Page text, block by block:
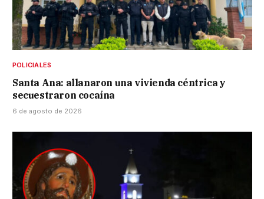
POLICIALES
Santa Ana: allanaron una vivienda céntrica y
secuestraron cocaína
6 de agosto de 2026